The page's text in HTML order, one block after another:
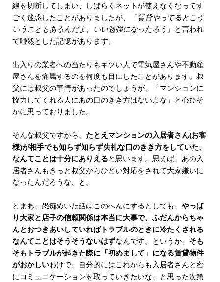
線を切断してしまい、しばらくネットが使えなくなってす
ごく迷惑したことがありましたが、「賃貸やってるとこう
いうこともあるんだよ、いい勉強になったろう 」と言われ
て唖然とした記憶があります。
出入りの業者への当たりもキツい人で電気屋さんや不動産
屋さんを痛罵するのを何度も目にしたことがあります。叔
父には叔父の事情があったのでしょうが、「マンションに
協力してくれる人にあの口のきき方はないよな」と心ひそ
かに思っておりました。
そんな叔父ですから、 たとえマンションの入居者さん(お客
様)が相手でも知らず知らず失礼な口のきき方をしていた、
なんてことは十分にありえると思います。思えば、あの入
居者さんもきっと叔父からひどい対応をされて大家嫌いに
なったんだろうな、と。
とまあ、愚痴めいた話はこのへんにするとしても、 やっぱ
り大家と店子の信頼関係は本当に大事で、ふだんからちゃ
んとおつきあいしていればトラブルのときに冷たくされる
なんてことはそうそうないはずなんです。というか、 そも
そもトラブルが起きた際に「初めまして」になる賃貸物件
がおかしいわけで、自分的にはこれからも入居者さんと密
にコミュニケーションを取っていきたいな、と思った次第